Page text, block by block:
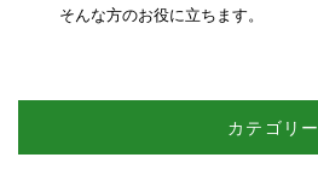
そんな方のお役に立ちます。
カテゴリー